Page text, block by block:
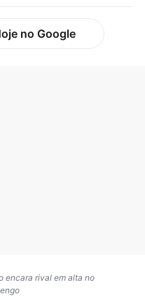
no Google
encara rival em alta no